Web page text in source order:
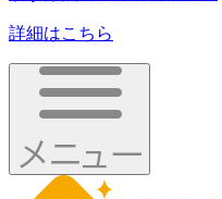
詳細はこちら